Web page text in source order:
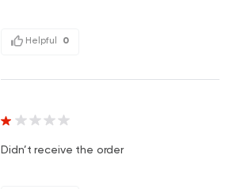
Helpful 0
Didn’t receive the order